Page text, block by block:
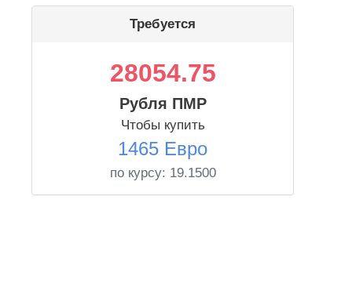
Требуется
28054.75
Рубля ПМР
Чтобы купить
1465 Евро
по курсу: 19.1500